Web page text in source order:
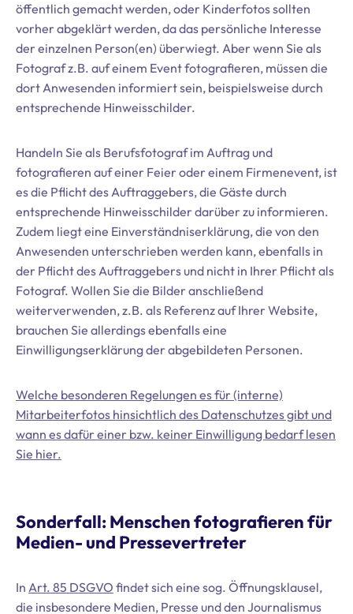
öffentlich gemacht werden, oder Kinderfotos sollten
vorher abgeklärt werden, da das persönliche Interesse
der einzelnen Person(en) überwiegt. Aber wenn Sie als
Fotograf z.B. auf einem Event fotografieren, müssen die
dort Anwesenden informiert sein, beispielsweise durch
entsprechende Hinweisschilder.
Handeln Sie als Berufsfotograf im Auftrag und
fotografieren auf einer Feier oder einem Firmenevent, ist
es die Pflicht des Auftraggebers, die Gäste durch
entsprechende Hinweisschilder darüber zu informieren.
Zudem liegt eine Einverständniserklärung, die von den
Anwesenden unterschrieben werden kann, ebenfalls in
der Pflicht des Auftraggebers und nicht in Ihrer Pflicht als
Fotograf. Wollen Sie die Bilder anschließend
weiterverwenden, z.B. als Referenz auf Ihrer Website,
brauchen Sie allerdings ebenfalls eine
Einwilligungserklärung der abgebildeten Personen.
Welche besonderen Regelungen es für (interne)
Mitarbeiterfotos hinsichtlich des Datenschutzes gibt und
wann es dafür einer bzw. keiner Einwilligung bedarf lesen
Sie hier.
Sonderfall: Menschen fotografieren für
Medien- und Pressevertreter
In Art. 85 DSGVO findet sich eine sog. Öffnungsklausel,
die insbesondere Medien, Presse und den Journalismus